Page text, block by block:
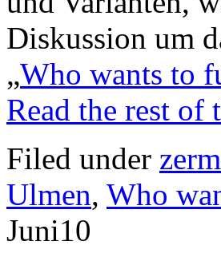
Diskussion um
„Who wants to
Read the rest of
Filed under
Ulmen, Who
Juni10